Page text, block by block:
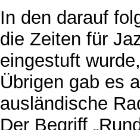
In den darauf
die Zeiten für
eingestuft
Übrigen gab es
ausländische
Der Begriff